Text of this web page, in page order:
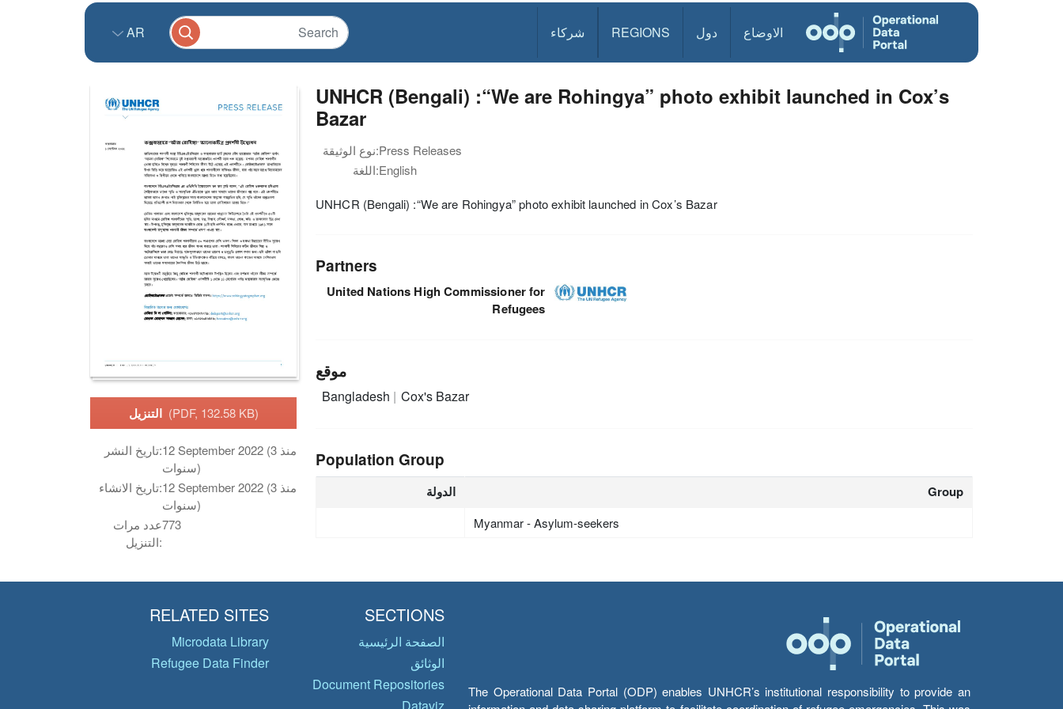
الاوضاع دول REGIONS شركاء AR
التنزيل (PDF, 132.58 KB)
تاريخ النشر:12 September 2022 (منذ 3
سنوات)
تاريخ الانشاء:12 September 2022 (منذ 3
سنوات)
عدد مرات
التنزيل:
773
UNHCR (Bengali) :“We are Rohingya” photo exhibit launched in Cox’s
Bazar
نوع الوثيقة:Press Releases
اللغة:English
UNHCR (Bengali) :“We are Rohingya” photo exhibit launched in Cox’s Bazar
Partners
United Nations High Commissioner for
Refugees
موقع
Bangladesh Cox's Bazar
Population Group
الدولة Group
Myanmar - Asylum-seekers
The Operational Data Portal (ODP) enables UNHCR’s institutional responsibility to provide an
SECTIONS
الصفحة الرئيسية
الوثائق
Document Repositories
RELATED SITES
Microdata Library
Refugee Data Finder